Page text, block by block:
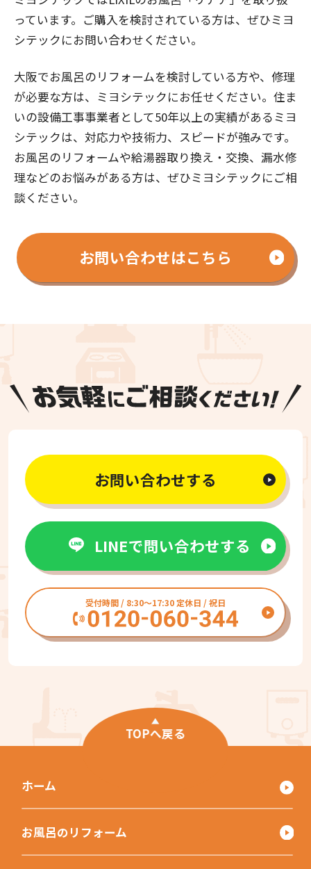
っています。ご購入を検討されている方は、ぜひミヨ
シテックにお問い合わせください。
大阪でお風呂のリフォームを検討している方や、修理
が必要な方は、ミヨシテックにお任せください。住ま
いの設備工事事業者として50年以上の実績があるミヨ
シテックは、対応力や技術力、スピードが強みです。
お風呂のリフォームや給湯器取り換え・交換、漏水修
理などのお悩みがある方は、ぜひミヨシテックにご相
談ください。
お問い合わせはこちら
お問い合わせする
LINEで問い合わせする
受付時間 / 8:30〜17:30 定休日 / 祝日
TOPへ戻る
ホーム
お風呂のリフォーム